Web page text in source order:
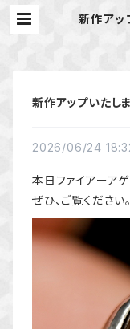
新作アッ
新作アップいたし
2026/06/24
本日ファイアーア
ぜひ、ご覧ください。